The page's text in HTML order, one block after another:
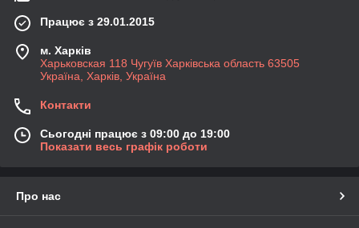
Працює з 29.01.2015
м. Харків
Харьковская 118 Чугуїв Харківська область 63505
Україна, Харків, Україна
Контакти
Сьогодні працює з 09:00 до 19:00
Показати весь графік роботи
Про нас